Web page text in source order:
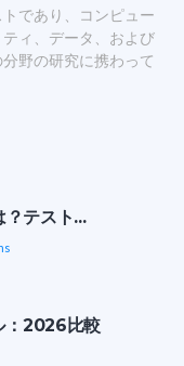
であり、コンピュー
ィ、データ、および
野の研究に携わって
テスト...
：2026比較